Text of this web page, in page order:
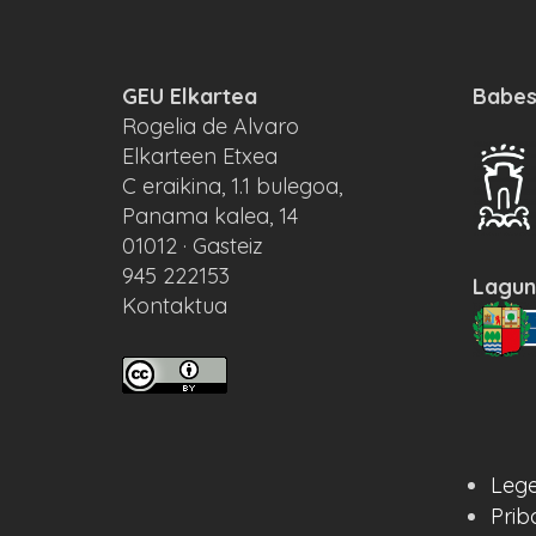
GEU Elkartea
Rogelia de Alvaro
Elkarteen Etxea
C eraikina, 1.1 bulegoa,
Panama kalea, 14
01012 · Gasteiz
945 222153
Kontaktua